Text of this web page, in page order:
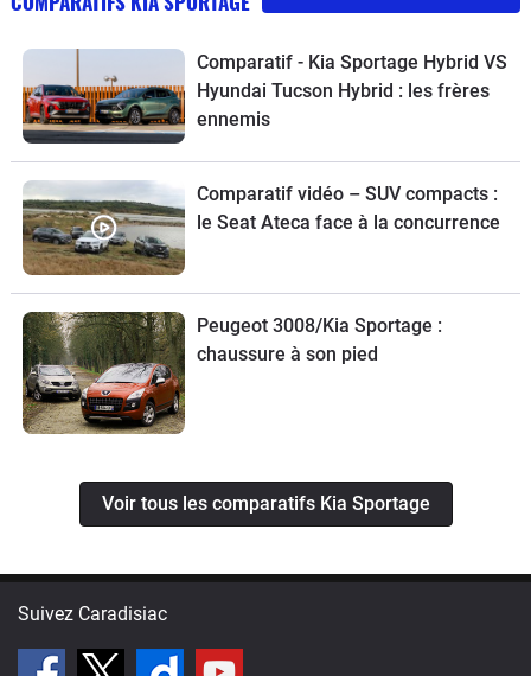
Comparatif - Kia Sportage Hybrid VS
Hyundai Tucson Hybrid : les frères
ennemis
Comparatif vidéo – SUV compacts :
le Seat Ateca face à la concurrence
Peugeot 3008/Kia Sportage :
chaussure à son pied
Voir tous les comparatifs Kia Sportage
Suivez Caradisiac